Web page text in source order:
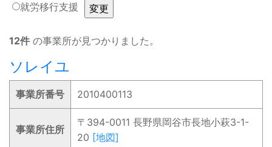
就労移行支援
12件 の事業所が見つかりました。
ソレイユ
事業所番号 2010400113
事業所住所
〒394-0011 長野県岡谷市長地小萩3-1-
20 [地図]